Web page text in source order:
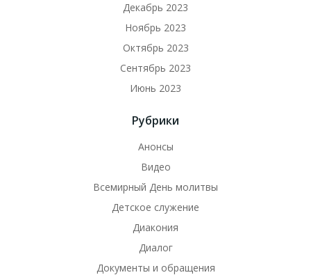
Декабрь 2023
Ноябрь 2023
Октябрь 2023
Сентябрь 2023
Июнь 2023
Рубрики
Анонсы
Видео
Всемирный День молитвы
Детское служение
Диакония
Диалог
Документы и обращения